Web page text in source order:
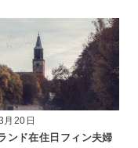
月20日
ンド在住日フィン夫婦